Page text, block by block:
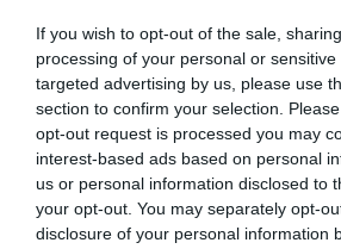
If you wish to opt-out of the sale,
processing of your personal or
targeted advertising by us, please use
section to confirm your selection.
opt-out request is processed you may
interest-based ads based on personal
us or personal information disclosed to
your opt-out. You may separately opt-
disclosure of your personal information
ΜΟΥΣΙΚΗ / ΜΟΥΣΙΚΑ
06.08.2026 | 20.02
Σταύρος
Ξαρχάκος:
Ταξίδι στο
φως στο
Θέατρο
Λυκαβηττού